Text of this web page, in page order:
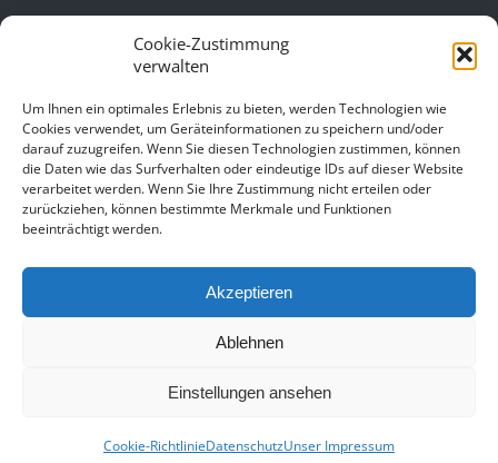
Cookie-Zustimmung
verwalten
Um Ihnen ein optimales Erlebnis zu bieten, werden Technologien wie
Cookies verwendet, um Geräteinformationen zu speichern und/oder
darauf zuzugreifen. Wenn Sie diesen Technologien zustimmen, können
die Daten wie das Surfverhalten oder eindeutige IDs auf dieser Website
verarbeitet werden. Wenn Sie Ihre Zustimmung nicht erteilen oder
zurückziehen, können bestimmte Merkmale und Funktionen
beeinträchtigt werden.
Akzeptieren
Ablehnen
Einstellungen ansehen
Cookie-RichtlinieDatenschutzUnser Impressum
© 2026 Birgit Wagner – Coaching | Beratung |
Supervision
Datenschutz
Allgemeine Geschäftsbedingungen für meine
Kontaktieren Sie mich